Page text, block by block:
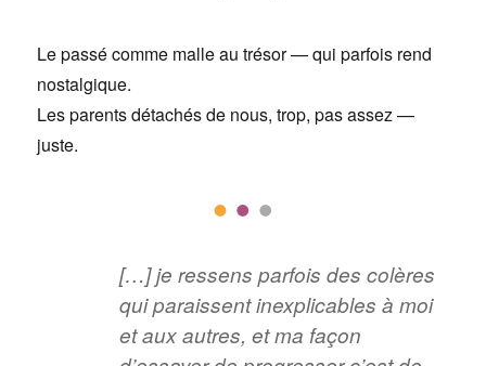
Le passé comme malle au trésor — qui parfois rend
nostalgique.
Les parents détachés de nous, trop, pas assez —
juste.
[…] je ressens parfois des colères
qui paraissent inexplicables à moi
et aux autres, et ma façon